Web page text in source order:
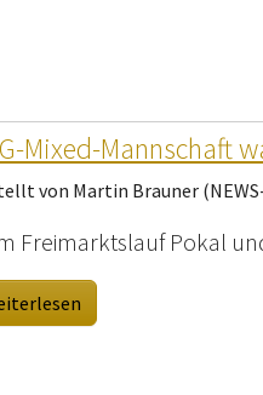
Mixed-Mannschaft
von Martin Brauner
Freimarktslauf Pokal